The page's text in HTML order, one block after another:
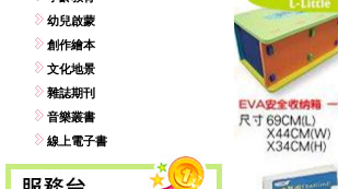
幼兒啟蒙
創作繪本
文化地景
雜誌期刊
音樂叢書
線上電子書